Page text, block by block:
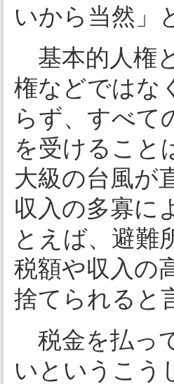
いから当然」
基本的人権
権などではな
らず、すべて
を受けること
大級の台風が
収入の多寡に
とえば、避難
税額や収入の
捨てられると
税金を払っ
いというこう